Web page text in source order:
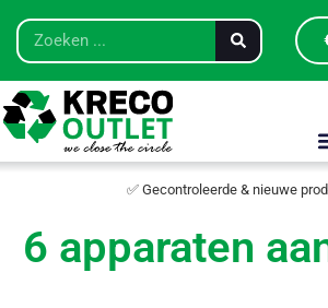
✅ Gecontroleerde & nieuwe
6 apparaten